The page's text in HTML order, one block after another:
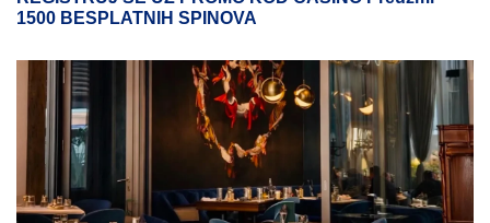
1500 BESPLATNIH SPINOVA